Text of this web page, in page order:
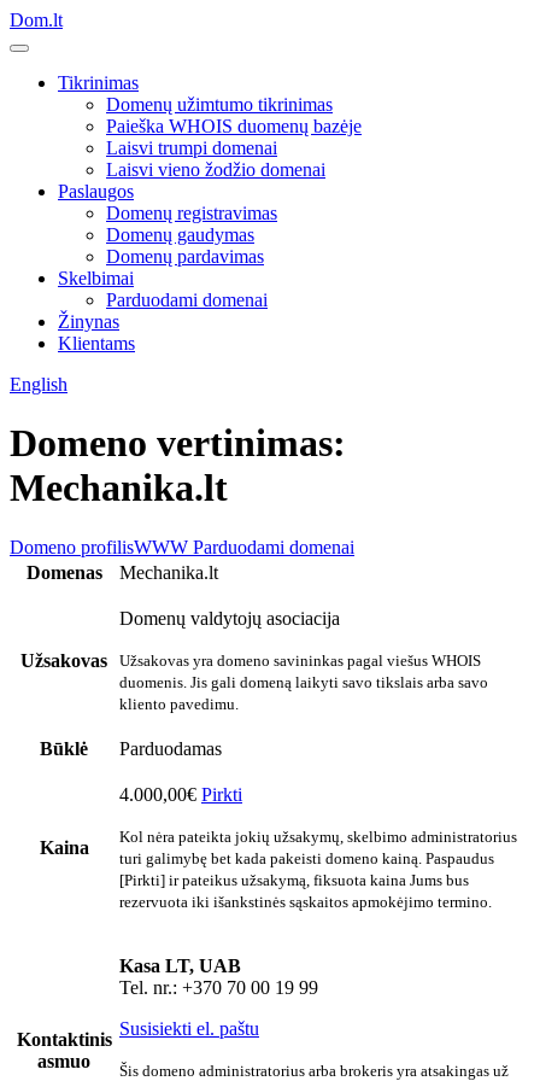
Dom.lt
Tikrinimas
Domenų užimtumo tikrinimas
Paieška WHOIS duomenų bazėje
Laisvi trumpi domenai
Laisvi vieno žodžio domenai
Paslaugos
Domenų registravimas
Domenų gaudymas
Domenų pardavimas
Skelbimai
Parduodami domenai
Žinynas
Klientams
English
Domeno vertinimas:
Mechanika.lt
Domeno profilisWWW Parduodami domenai
Domenas
Mechanika.lt
Užsakovas
Domenų valdytojų asociacija
Užsakovas yra domeno savininkas pagal viešus WHOIS
duomenis. Jis gali domeną laikyti savo tikslais arba savo
kliento pavedimu.
Būklė Parduodamas
Kaina
4.000,00€ Pirkti
Kol nėra pateikta jokių užsakymų, skelbimo administratorius
turi galimybę bet kada pakeisti domeno kainą. Paspaudus
[Pirkti] ir pateikus užsakymą, fiksuota kaina Jums bus
rezervuota iki išankstinės sąskaitos apmokėjimo termino.
Kontaktinis
asmuo
Kasa LT, UAB
Tel. nr.: +370 70 00 19 99
Susisiekti el. paštu
Šis domeno administratorius arba brokeris yra atsakingas už